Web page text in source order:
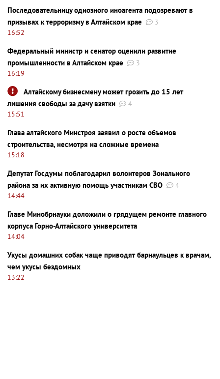
Последовательницу одиозного иноагента подозревают в
призывах к терроризму в Алтайском крае
3
16:52
Федеральный министр и сенатор оценили развитие
промышленности в Алтайском крае
3
16:19
Алтайскому бизнесмену может грозить до 15 лет
лишения свободы за дачу взятки
4
15:51
Глава алтайского Минстроя заявил о росте объемов
строительства, несмотря на сложные времена
15:18
Депутат Госдумы поблагодарил волонтеров Зонального
района за их активную помощь участникам СВО
4
14:44
Главе Минобрнауки доложили о грядущем ремонте главного
корпуса Горно-Алтайского университета
14:04
Укусы домашних собак чаще приводят барнаульцев к врачам,
чем укусы бездомных
13:22